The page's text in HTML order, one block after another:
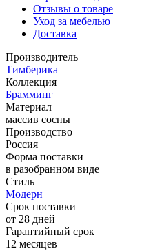
Отзывы о товаре
Уход за мебелью
Доставка
Производитель
Тимберика
Коллекция
Брамминг
Материал
массив сосны
Производство
Россия
Форма поставки
в разобранном виде
Стиль
Модерн
Срок поставки
от 28 дней
Гарантийный срок
12 месяцев